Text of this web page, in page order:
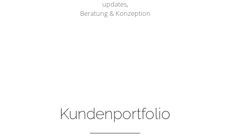
updates,
Beratung & Konzeption
Kundenportfolio